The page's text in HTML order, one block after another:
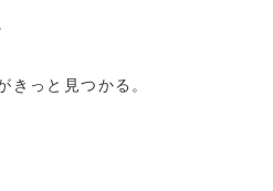
っと見つかる。